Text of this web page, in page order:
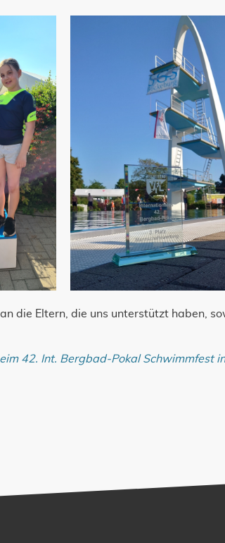
die Eltern, die uns unterstützt haben,
42. Int. Bergbad-Pokal Schwimmfest